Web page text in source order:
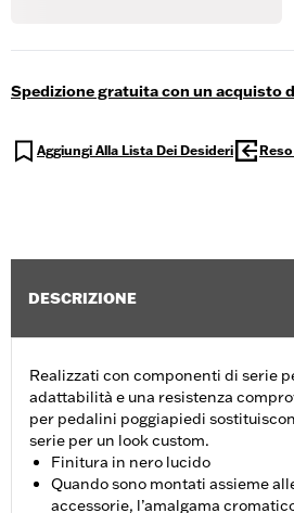
Spedizione gratuita con un acquisto
Aggiungi Alla Lista Dei Desideri
DESCRIZIONE
Realizzati con componenti di serie
adattabilità e una resistenza
per pedalini poggiapiedi
serie per un look custom.
Finitura in nero lucido
Quando sono montati assieme
accessorie, l’amalgama